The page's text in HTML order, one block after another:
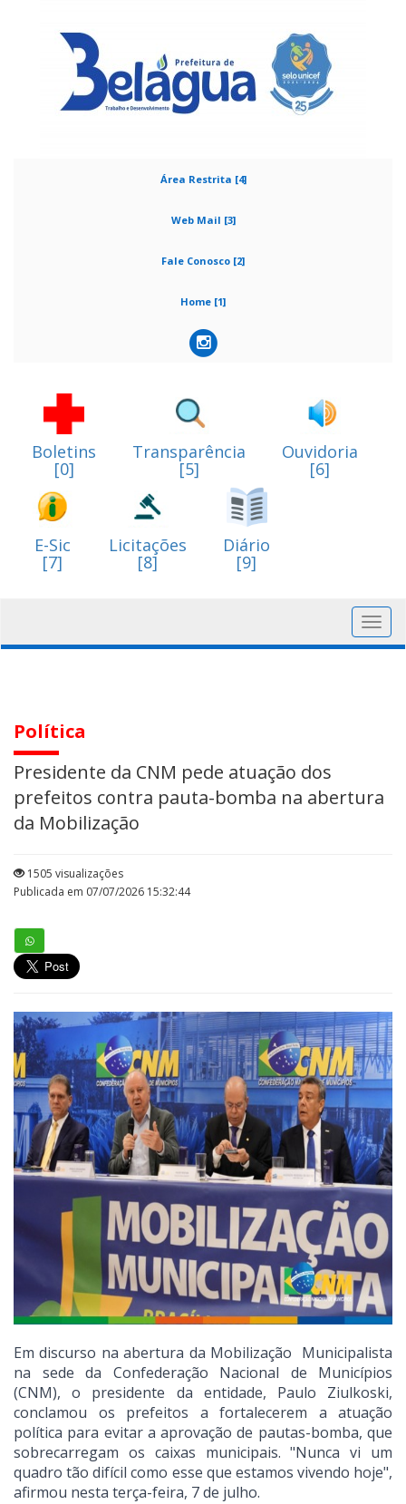
Área Restrita [4]
Web Mail [3]
Fale Conosco [2]
Home [1]
Boletins
[0]
Transparência
[5]
Ouvidoria
[6]
E-Sic
[7]
Licitações
[8]
Diário
[9]
Política
Presidente da CNM pede atuação dos
prefeitos contra pauta-bomba na abertura
da Mobilização
1505 visualizações
Publicada em 07/07/2026 15:32:44
Em discurso na abertura da Mobilização Municipalista
na sede da Confederação Nacional de Municípios
(CNM), o presidente da entidade, Paulo Ziulkoski,
conclamou os prefeitos a fortalecerem a atuação
política para evitar a aprovação de pautas-bomba, que
sobrecarregam os caixas municipais. "Nunca vi um
quadro tão difícil como esse que estamos vivendo hoje",
afirmou nesta terça-feira, 7 de julho.